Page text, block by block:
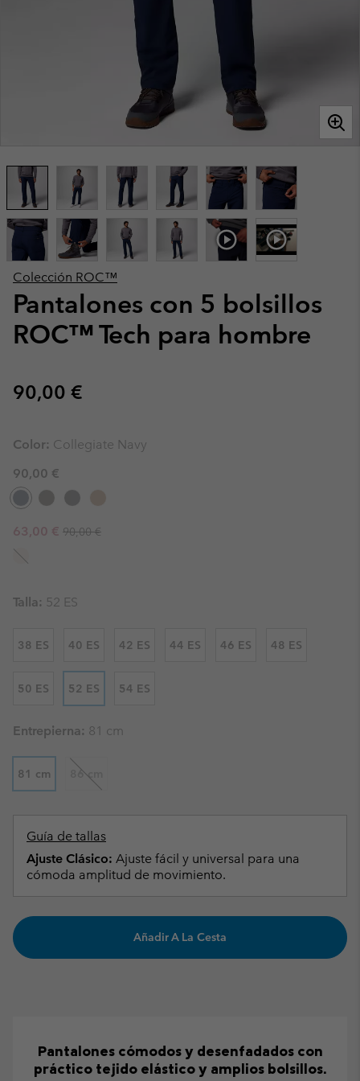
Colección ROC™
Pantalones con 5 bolsillos
ROC™ Tech para hombre
Regular price:
90,00 €
Color: Collegiate Navy
90,00 €
Sale price:
63,00 € Regular price:
90,00 €
Talla: 52 ES
38 ES 40 ES 42 ES 44 ES 46 ES 48 ES
50 ES 52 ES 54 ES
Entrepierna: 81 cm
81 cm 86 cm
Guía de tallas
Ajuste Clásico: Ajuste fácil y universal para una
cómoda amplitud de movimiento.
Añadir A La Cesta
Pantalones cómodos y desenfadados con
práctico tejido elástico y amplios bolsillos.